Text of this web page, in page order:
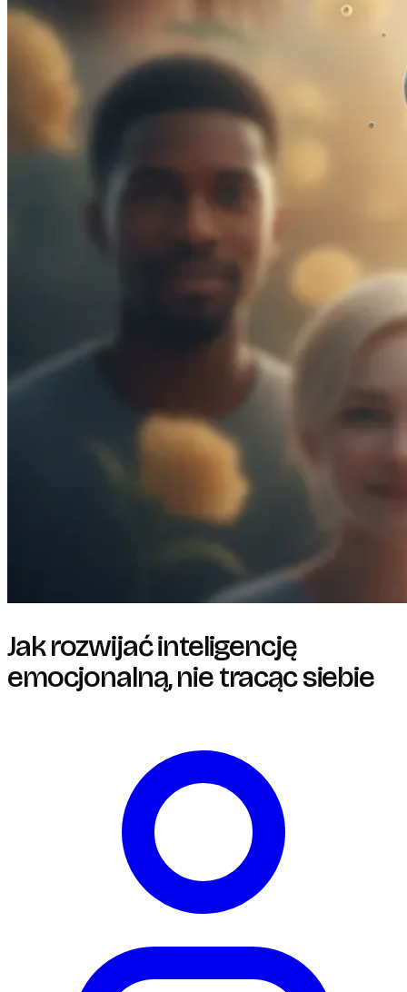
Jak rozwijać inteligencję
emocjonalną, nie tracąc siebie